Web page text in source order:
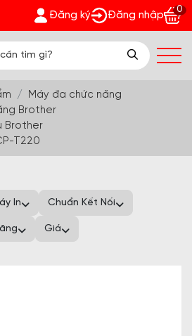
Đón Hè Sang chi tiết tại 'Khuyến
Đăng ký Đăng nhập
0
Máy đa chức năng
Brother
Brother
T220
In Chuẩn Kết Nối
Giá